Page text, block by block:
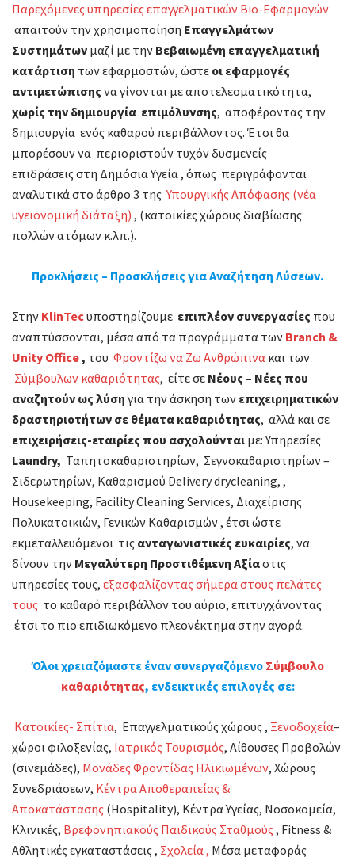
Παρεχόμενες υπηρεσίες επαγγελματικών Bio-Εφαρμογών
απαιτούν την χρησιμοποίηση Επαγγελμάτων
Συστημάτων μαζί με την Βεβαιωμένη επαγγελματική
κατάρτιση των εφαρμοστών, ώστε οι εφαρμογές
αντιμετώπισης να γίνονται με αποτελεσματικότητα,
χωρίς την δημιουργία επιμόλυνσης, αποφέροντας την
δημιουργία ενός καθαρού περιβάλλοντος. Έτσι θα
μπορέσουν να περιοριστούν τυχόν δυσμενείς
επιδράσεις στη Δημόσια Υγεία , όπως περιγράφονται
αναλυτικά στο άρθρο 3 της Υπουργικής Απόφασης (νέα
υγειονομική διάταξη) , (κατοικίες χώρους διαβίωσης
πολλών ατόμων κ.λπ.).
Προκλήσεις – Προσκλήσεις για Αναζήτηση Λύσεων.
Στην KlinTecυποστηρίζουμε επιπλέον συνεργασίες που
αναπτύσσονται, μέσα από τα προγράμματα των Branch &
Unity Office, του Φροντίζω να Ζω Ανθρώπινα και των
Σύμβουλων καθαριότητας, είτε σε Νέους – Νέες που
αναζητούν ως λύσηγια την άσκηση των επιχειρηματικών
δραστηριοτήτων σε θέματα καθαριότητας, αλλά και σε
επιχειρήσεις-εταιρίες που ασχολούνται με: Υπηρεσίες
Laundry, Ταπητοκαθαριστηρίων, Σεγνοκαθαριστηρίων –
Σιδερωτηρίων, Καθαρισμού Delivery drycleaning, ,
Housekeeping, Facility Cleaning Services, Διαχείρισης
Πολυκατοικιών, Γενικών Καθαρισμών , έτσι ώστε
εκμεταλλευόμενοι τις ανταγωνιστικές ευκαιρίες, να
δίνουν την Μεγαλύτερη Προστιθέμενη Αξίαστις
υπηρεσίες τους, εξασφαλίζοντας σήμερα στους πελάτες
τους το καθαρό περιβάλλον του αύριο, επιτυγχάνοντας
έτσι το πιο επιδιωκόμενο πλεονέκτημα στην αγορά.
Όλοι χρειαζόμαστε έναν συνεργαζόμενο Σύμβουλο
καθαριότητας, ενδεικτικές επιλογές σε:
Κατοικίες- Σπίτια, Επαγγελματικούς χώρους , Ξενοδοχεία–
χώροι φιλοξενίας, Ιατρικός Τουρισμός, Αίθουσες Προβολών
(σινεμάδες), Μονάδες Φροντίδας Ηλικιωμένων, Χώρους
Συνεδριάσεων, Κέντρα Aποθεραπείας &
Aποκατάστασης (Hospitality), Κέντρα Υγείας, Νοσοκομεία,
Κλινικές, Βρεφονηπιακούς Παιδικούς Σταθμούς , Fitness &
Αθλητικές εγκαταστάσεις , Σχολεία , Μέσα μεταφοράς